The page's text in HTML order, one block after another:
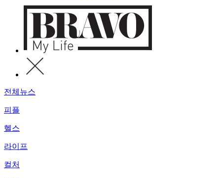
전체뉴스
피플
헬스
라이프
컬처